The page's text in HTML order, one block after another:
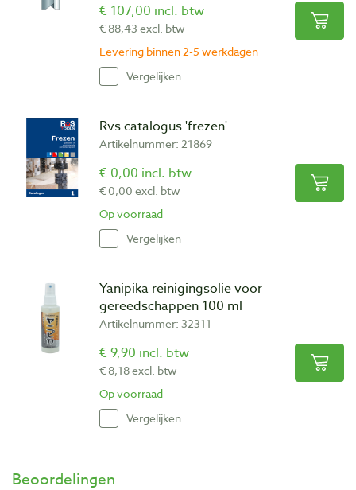
€ 107,00 incl. btw
€ 88,43 excl. btw
Levering binnen 2-5 werkdagen
Vergelijken
Rvs catalogus 'frezen'
Artikelnummer: 21869
€ 0,00 incl. btw
€ 0,00 excl. btw
Op voorraad
Vergelijken
Yanipika reinigingsolie voor
gereedschappen 100 ml
Artikelnummer: 32311
€ 9,90 incl. btw
€ 8,18 excl. btw
Op voorraad
Vergelijken
Beoordelingen